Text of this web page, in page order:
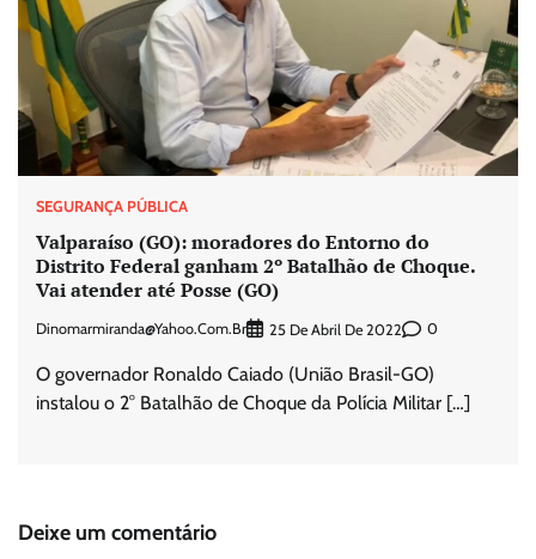
SEGURANÇA PÚBLICA
Valparaíso (GO): moradores do Entorno do
Distrito Federal ganham 2º Batalhão de Choque.
Vai atender até Posse (GO)
Dinomarmiranda@yahoo.com.br 25 De Abril De 2022 0
O governador Ronaldo Caiado (União Brasil-GO)
instalou o 2° Batalhão de Choque da Polícia Militar […]
Deixe um comentário